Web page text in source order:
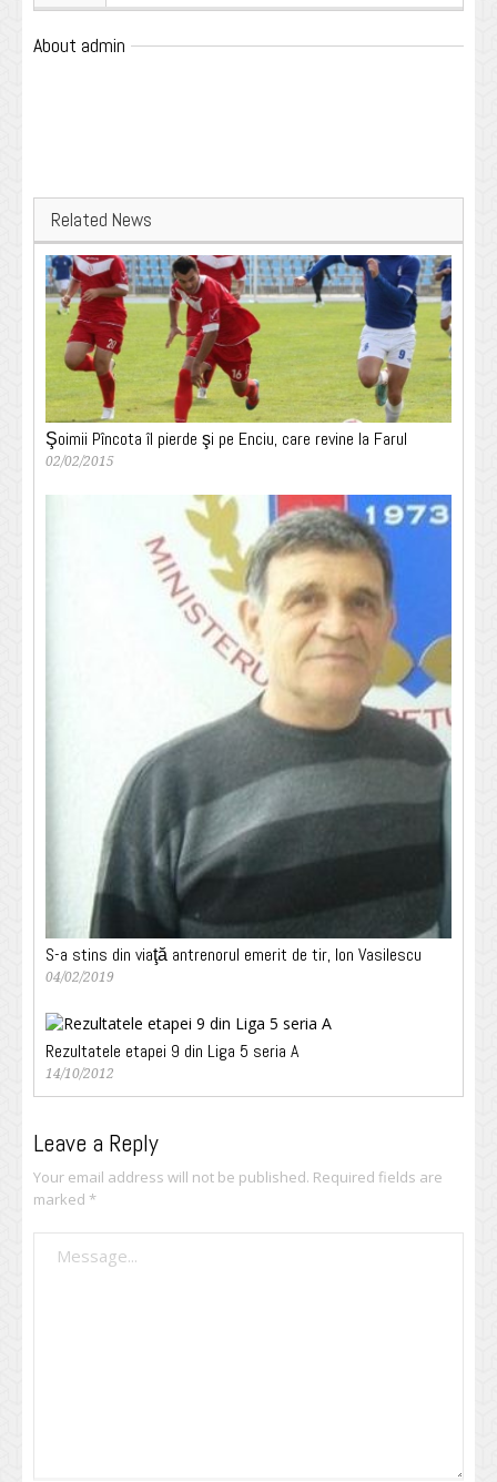
About admin
Related News
Şoimii Pîncota îl pierde şi pe Enciu, care revine la Farul
02/02/2015
S-a stins din viaţă antrenorul emerit de tir, Ion Vasilescu
04/02/2019
Rezultatele etapei 9 din Liga 5 seria A
14/10/2012
Leave a Reply
Your email address will not be published. Required fields are
marked *